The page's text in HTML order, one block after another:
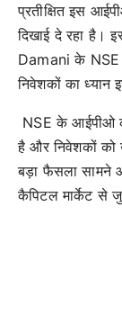
प्रतीक्षित इस
दिखाई दे रहा है।
Damani के NSE
निवेशकों का ध्यान
NSE के आईपीओ
है और निवेशकों को
बड़ा फैसला सामने
कैपिटल मार्केट से